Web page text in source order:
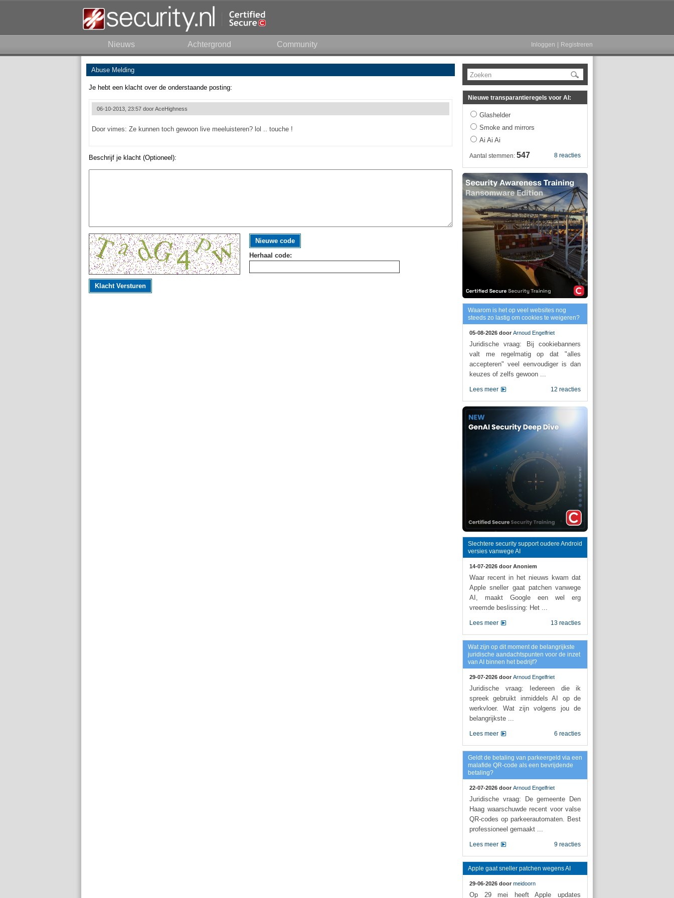
Nieuws Achtergrond Community Inloggen Registreren
Abuse Melding
Je hebt een klacht over de onderstaande posting:
06-10-2013, 23:57 doorAceHighness
Door vimes: Ze kunnen toch gewoon live meeluisteren? lol .. touche !
Beschrijf je klacht (Optioneel):
Nieuwe code
Herhaal code:
Klacht Versturen
Zoeken
Nieuwe transparantieregels voor AI:
Glashelder
Smoke and mirrors
Ai Ai Ai
8 reacties
Aantal stemmen: 547
Waarom is het op veel websites nog
steeds zo lastig om cookies te weigeren?
05-08-2026 door Arnoud Engelfriet
Juridische vraag: Bij cookiebanners
valt me regelmatig op dat "alles
accepteren" veel eenvoudiger is dan
keuzes of zelfs gewoon ...
12 reacties
Lees meer
Slechtere security support oudere Android
versies vanwege AI
14-07-2026 door Anoniem
Waar recent in het nieuws kwam dat
Apple sneller gaat patchen vanwege
AI, maakt Google een wel erg
vreemde beslissing: Het ...
13 reacties
Lees meer
Wat zijn op dit moment de belangrijkste
juridische aandachtspunten voor de inzet
van AI binnen het bedrijf?
29-07-2026 door Arnoud Engelfriet
Juridische vraag: Iedereen die ik
spreek gebruikt inmiddels AI op de
werkvloer. Wat zijn volgens jou de
belangrijkste ...
6 reacties
Lees meer
Geldt de betaling van parkeergeld via een
malafide QR-code als een bevrijdende
betaling?
22-07-2026 door Arnoud Engelfriet
Juridische vraag: De gemeente Den
Haag waarschuwde recent voor valse
QR-codes op parkeerautomaten. Best
professioneel gemaakt ...
9 reacties
Lees meer
Apple gaat sneller patchen wegens AI
29-06-2026 door meidoorn
Op 29 mei heeft Apple updates